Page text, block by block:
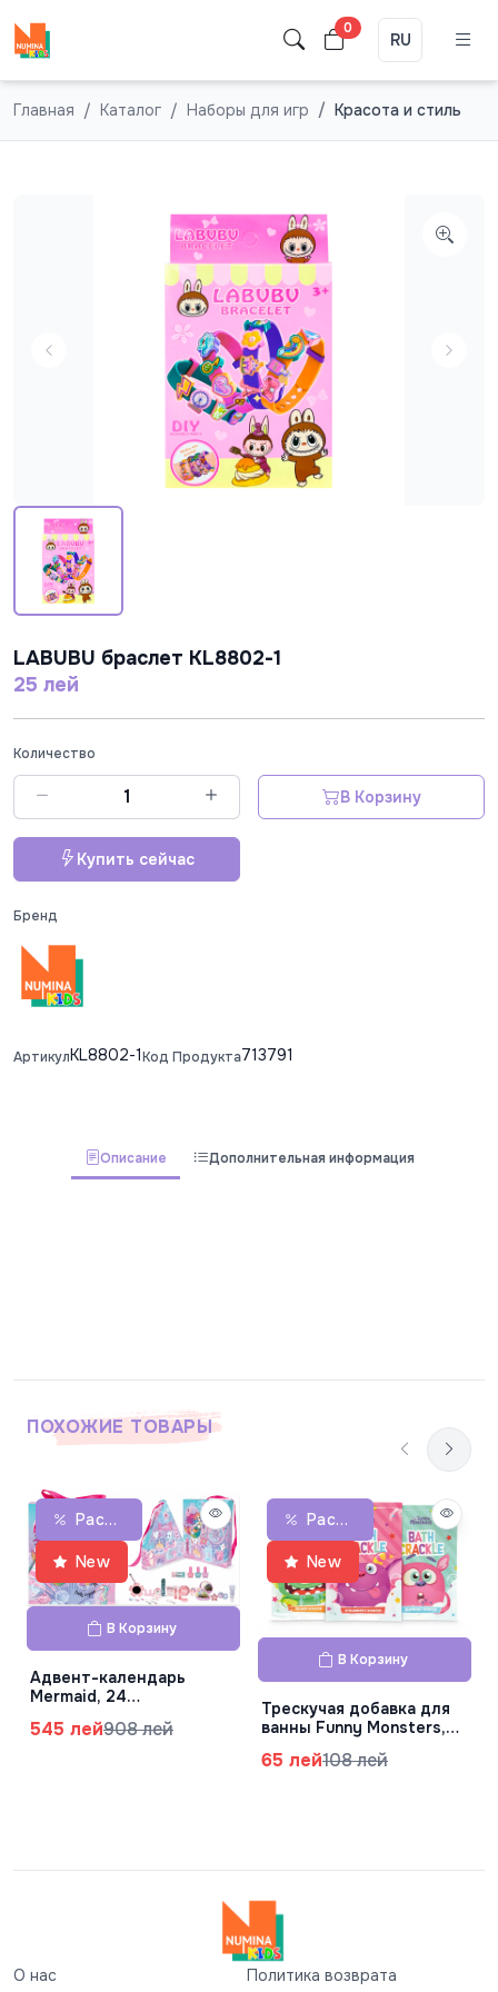
0
RU
Главная Каталог Наборы для игр Красота и стиль
LABUBU браслет KL8802-1
25 лей
Количество
В Корзину
Купить сейчас
Бренд
АртикулKL8802-1Код Продукта713791
Описание Дополнительная информация
ПОХОЖИЕ ТОВАРЫ
Распродажа
New
В Корзину
Адвент-календарь
Mermaid, 24
средства, 81.646.00
545 лей908 лей
Распродажа
New
В Корзину
Трескучая добавка для
ванны Funny Monsters,
65 лей108 лей
О нас Политика возврата